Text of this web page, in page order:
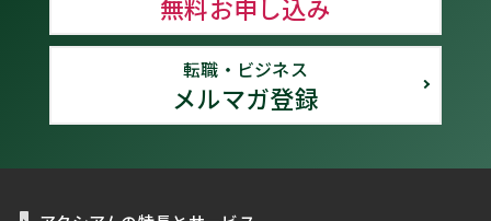
無料お申し込み
転職・ビジネス
メルマガ登録